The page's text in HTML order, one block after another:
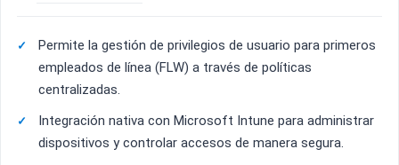
Permite la gestión de privilegios de usuario para primeros
empleados de línea (FLW) a través de políticas
centralizadas.
Integración nativa con Microsoft Intune para administrar
dispositivos y controlar accesos de manera segura.